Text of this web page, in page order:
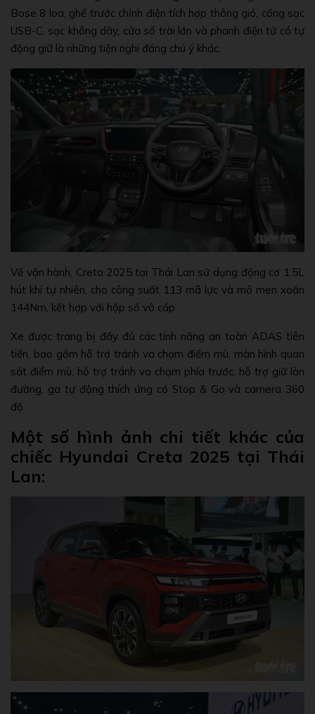
Bose 8 loa, ghế trước chỉnh điện tích hợp thông gió, cổng sạc
USB-C, sạc không dây, cửa sổ trời lớn và phanh điện tử có tự
động giữ là những tiện nghi đáng chú ý khác.
Về vận hành, Creta 2025 tại Thái Lan sử dụng động cơ 1.5L
hút khí tự nhiên, cho công suất 113 mã lực và mô men xoắn
144Nm, kết hợp với hộp số vô cấp.
Xe được trang bị đầy đủ các tính năng an toàn ADAS tiên
tiến, bao gồm hỗ trợ tránh va chạm điểm mù, màn hình quan
sát điểm mù, hỗ trợ tránh va chạm phía trước, hỗ trợ giữ làn
đường, ga tự động thích ứng có Stop & Go và camera 360
độ.
Một số hình ảnh chi tiết khác của
chiếc Hyundai Creta 2025 tại Thái
Lan: